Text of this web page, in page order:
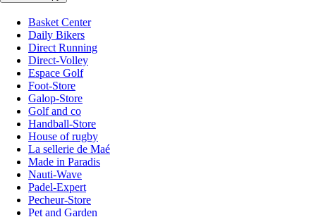
Basket Center
Daily Bikers
Direct Running
Direct-Volley
Espace Golf
Foot-Store
Galop-Store
Golf and co
Handball-Store
House of rugby
La sellerie de Maé
Made in Paradis
Nauti-Wave
Padel-Expert
Pecheur-Store
Pet and Garden